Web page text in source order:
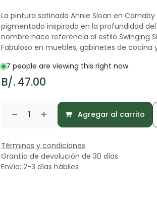
La pintura satinada Annie Sloan en
pigmentado inspirado en la profundidad
nombre hace referencia al estilo Swinging
Fabuloso en muebles, gabinetes de cocina
7 people are viewing this right now
B/. 47.00
Agregar al carrito
Términos y condiciones
Grantía de devolución de 30 días
Envío: 2-3 días hábiles